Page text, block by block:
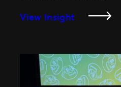
View Insight
Exklusiver
Ticketing-
Partner